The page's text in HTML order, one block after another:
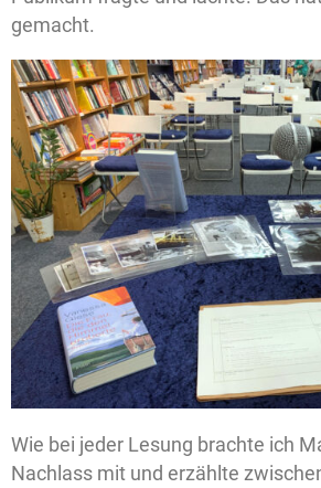
gemacht.
Wie bei jeder Lesung brachte ich
Nachlass mit und erzählte